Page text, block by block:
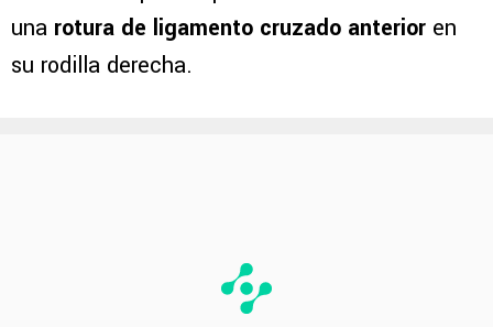
una rotura de ligamento cruzado anterior en
su rodilla derecha.